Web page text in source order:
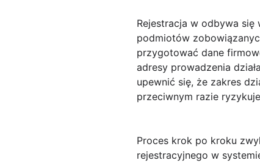
Rejestracja w odbywa się
podmiotów
przygotować dane
adresy prowadzenia
upewnić się, że zakres
przeciwnym razie
Proces krok po kroku
rejestracyjnego w